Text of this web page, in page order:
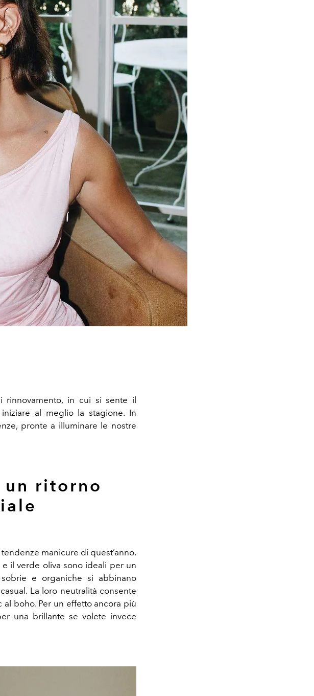
rinnovamento, in cui si sente il
al meglio la stagione. In
pronte a illuminare le nostre
un ritorno
manicure di quest’anno.
il verde oliva sono ideali per un
e organiche si abbinano
La loro neutralità consente
boho. Per un effetto ancora più
una brillante se volete invece